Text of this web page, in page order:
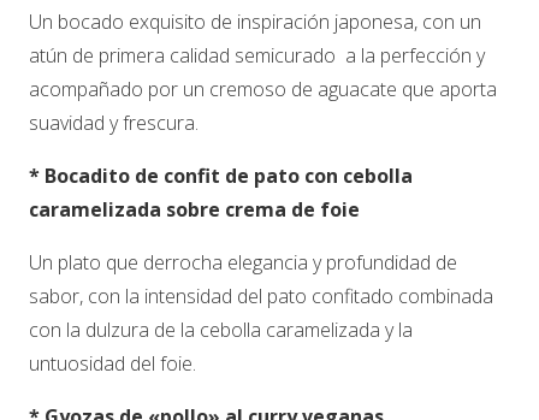
Un bocado exquisito de inspiración japonesa, con un
atún de primera calidad semicurado a la perfección y
acompañado por un cremoso de aguacate que aporta
suavidad y frescura.
* Bocadito de confit de pato con cebolla
caramelizada sobre crema de foie
Un plato que derrocha elegancia y profundidad de
sabor, con la intensidad del pato confitado combinada
con la dulzura de la cebolla caramelizada y la
untuosidad del foie.